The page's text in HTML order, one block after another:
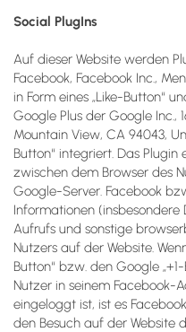
Social PlugIns
Auf dieser Website werden
Facebook, Facebook Inc.,
in Form eines „Like-Button“
Google Plus der Google Inc.,
Mountain View, CA 94043,
Button“ integriert. Das
zwischen dem Browser des
Google-Server. Facebook
Informationen
Aufrufs und sonstige
Nutzers auf der Website.
Button“ bzw. den Google
Nutzer in seinem
eingeloggt ist, ist es
den Besuch auf der Website